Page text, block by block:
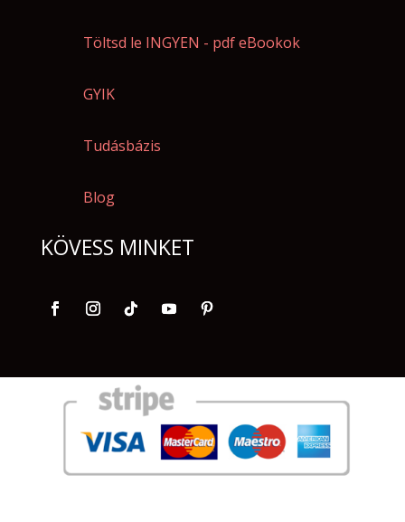
Töltsd le INGYEN - pdf eBookok
GYIK
Tudásbázis
Blog
KÖVESS MINKET